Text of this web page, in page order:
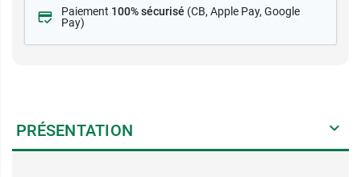
Paiement 100% sécurisé (CB, Apple Pay, Google
Pay)
PRÉSENTATION